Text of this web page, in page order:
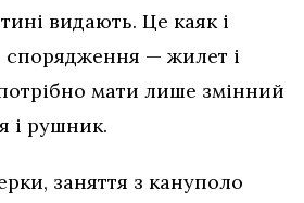
видають. Це каяк і
спорядження — жилет і
мати лише змінний
і рушник.
заняття з кануполо